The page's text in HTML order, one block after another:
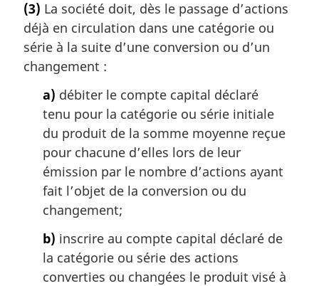
n
a
e
:
t
e
m
a
(3) La société doit, dès le passage d’actions
déjà en circulation dans une catégorie ou
série à la suite d’une conversion ou d’un
changement :
a) débiter le compte capital déclaré
tenu pour la catégorie ou série initiale
du produit de la somme moyenne reçue
pour chacune d’elles lors de leur
émission par le nombre d’actions ayant
fait l’objet de la conversion ou du
changement;
b) inscrire au compte capital déclaré de
la catégorie ou série des actions
converties ou changées le produit visé à